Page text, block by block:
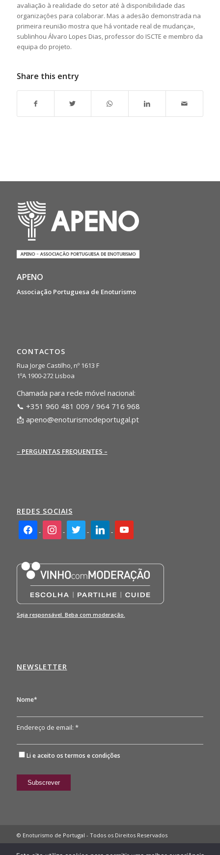
avaliação à realidade do setor até à disponibilidade das
organizações para colaborar. Mas a adesão demonstrada na
primeira reunião mostra que há vontade real de mudança»,
sublinhou Álvaro Lopes Dias, professor do ISCTE e membro da
equipa do projeto.
Share this entry
APENO
Associação Portuguesa de Enoturismo
CONTACTOS
Rua Jorge Castilho, nº 1613 F
1ºA 1900-272 Lisboa
Chamada para rede móvel nacional:
📞 +351 960 481 009 / 964 716 968
📩 apeno@enoturismodeportugal.pt
– PERGUNTAS FREQUENTES –
REDES SOCIAIS
facebook2instagramtwitter linkedin youtube
Seja responsável. Beba com moderação.
NEWSLETTER
Nome*
Endereço de email: *
Li e aceito os termos e condições
© Enoturismo de Portugal - Todos os Direitos Reservados
Política de Privacidade